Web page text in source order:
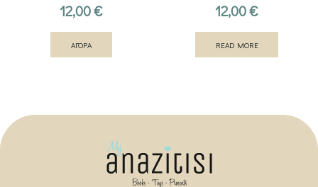
12,00€
ΑΓΟΡΑ
12,00€
READ MORE